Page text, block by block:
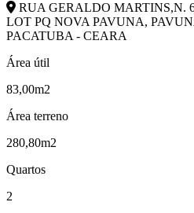
RUA GERALDO MARTINS,N.
LOT PQ NOVA PAVUNA,
PACATUBA - CEARA
Área útil
83,00m2
Área terreno
280,80m2
Quartos
2